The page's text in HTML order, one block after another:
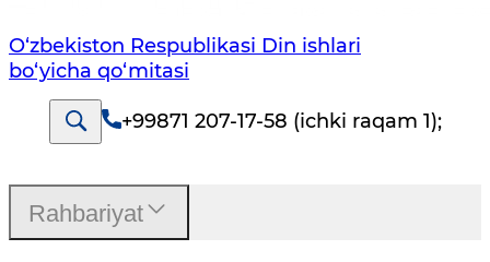
O‘zbekiston Respublikаsi Din ishlаri
bo‘yichа qo‘mitаsi
+99871 207-17-58 (ichki raqam 1);
Rahbariyat